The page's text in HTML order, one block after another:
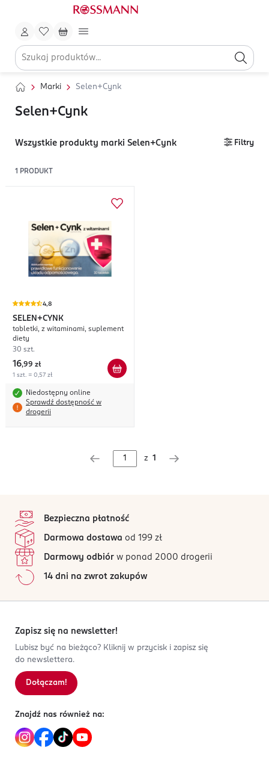
Marki Selen+Cynk
Selen+Cynk
Wszystkie produkty marki Selen+Cynk Filtry
1 PRODUKT
4,8
SELEN+CYNK
tabletki, z witaminami, suplement
diety
30 szt.
16,99 zł
1 szt. = 0,57 zł
Niedostępny online
Sprawdź dostępność w
drogerii
z 1
Bezpieczna płatność
Darmowa dostawa od 199 zł
Darmowy odbiór w ponad 2000 drogerii
14 dni na zwrot zakupów
Zapisz się na newsletter!
Lubisz być na bieżąco? Kliknij w przycisk i zapisz się
do newslettera.
Dołączam!
Znajdź nas również na: